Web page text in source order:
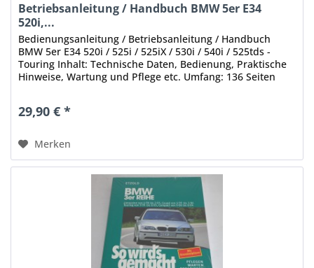
Betriebsanleitung / Handbuch BMW 5er E34
520i,...
Bedienungsanleitung / Betriebsanleitung / Handbuch
BMW 5er E34 520i / 525i / 525iX / 530i / 540i / 525tds -
Touring Inhalt: Technische Daten, Bedienung, Praktische
Hinweise, Wartung und Pflege etc. Umfang: 136 Seiten
29,90 € *
Merken